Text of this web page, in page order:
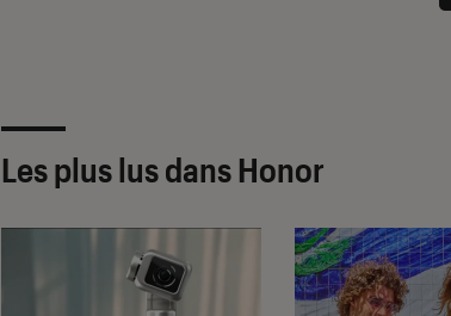
Les plus lus dans Honor